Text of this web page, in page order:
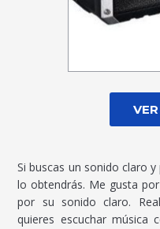
Si buscas un sonido claro
lo obtendrás. Me gusta
por su sonido claro.
quieres escuchar música